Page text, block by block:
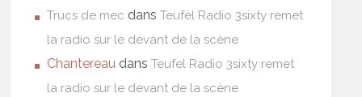
Trucs de mec dansTeufel Radio 3sixty remet
la radio sur le devant de la scène
Chantereau dansTeufel Radio 3sixty remet
la radio sur le devant de la scène